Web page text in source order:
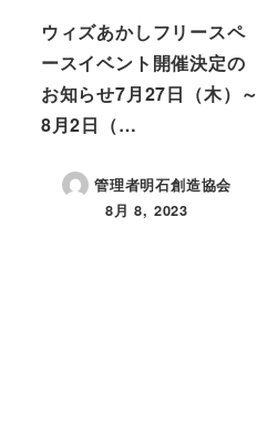
ウィズあかしフリースペ
ースイベント開催決定の
お知らせ7月27日（木）～
8月2日（…
管理者明石創造協会
投稿日
8月 8, 2023